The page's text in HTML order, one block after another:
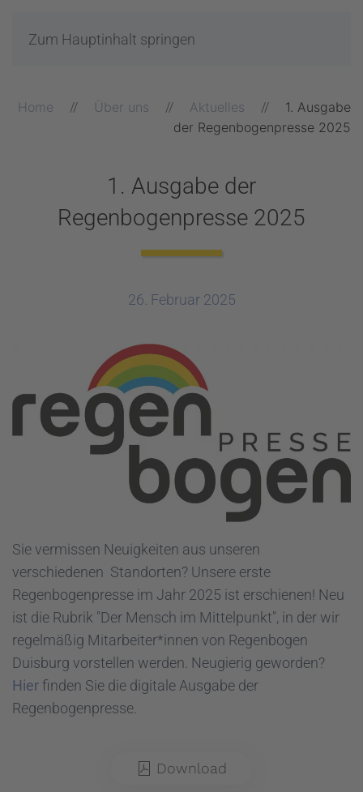
Zum Hauptinhalt springen
Home Über uns Aktuelles
1. Ausgabe
der Regenbogenpresse 2025
1. Ausgabe der
Regenbogenpresse 2025
26. Februar 2025
Sie vermissen Neuigkeiten aus unseren
verschiedenen Standorten? Unsere erste
Regenbogenpresse im Jahr 2025 ist erschienen! Neu
ist die Rubrik "Der Mensch im Mittelpunkt", in der wir
regelmäßig Mitarbeiter*innen von Regenbogen
Duisburg vorstellen werden. Neugierig geworden?
Hierfinden Sie die digitale Ausgabe der
Regenbogenpresse.
Download